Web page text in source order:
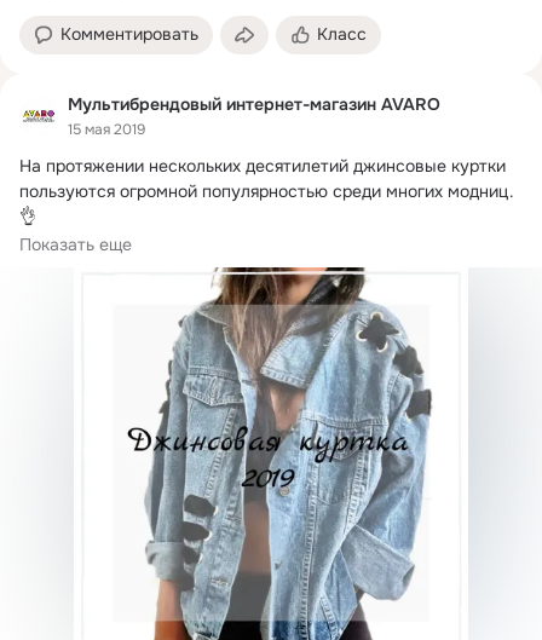
Комментировать
Класс
Мультибрендовый интернет-магазин AVARO
15 мая 2019
На протяжении нескольких десятилетий джинсовые куртки
пользуются огромной популярностью среди многих модниц.
👌
Времена идут, тренды меняются, а джинсовая куртка
найдется в гардеробе каждой девушки.
Показать еще